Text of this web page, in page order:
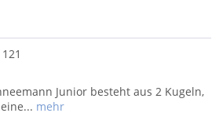
121
Junior besteht aus 2 Kugeln,
mehr